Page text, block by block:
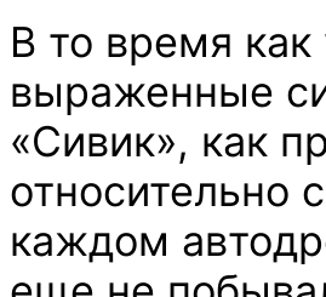
В то время
выраженные
«Сивик», как
относительно
каждом